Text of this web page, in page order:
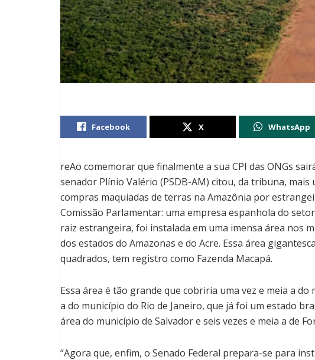
Facebook X WhatsApp
reAo comemorar que finalmente a sua CPI das ONGs
senador Plínio Valério (PSDB-AM) citou, da tribuna, mais
compras maquiadas de terras na Amazônia por
Comissão Parlamentar: uma empresa espanhola do
raiz estrangeira, foi instalada em uma imensa área nos
dos estados do Amazonas e do Acre. Essa área
quadrados, tem registro como Fazenda Macapá.
Essa área é tão grande que cobriria uma vez e meia a do
a do município do Rio de Janeiro, que já foi um estado
área do município de Salvador e seis vezes e meia a de
“Agora que, enfim, o Senado Federal prepara-se para